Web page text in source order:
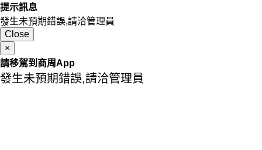
提示訊息
發生未預期錯誤,請洽管理員
Close
×
請移駕到商周App
發生未預期錯誤,請洽管理員